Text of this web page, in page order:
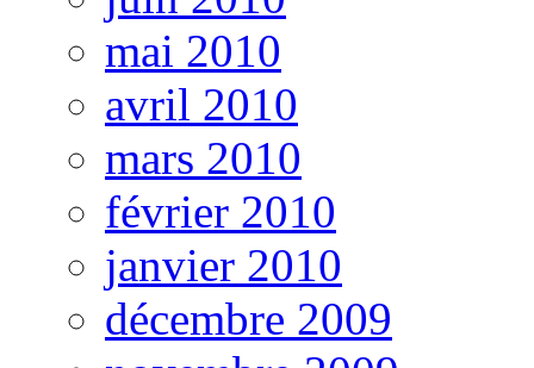
mai 2010
avril 2010
mars 2010
février 2010
janvier 2010
décembre 2009